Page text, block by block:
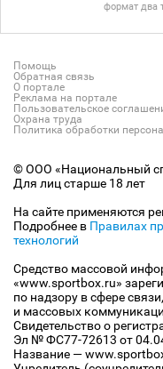
формат два
Помощь
Обратная связь
О портале
Реклама на портале
Пользовательское
Охрана труда
Политика обработки
© ООО «Национальный
Для лиц старше 18 лет
На сайте применяются
Подробнее в Правилах
технологий
Средство массовой
«www.sportbox.ru»
по надзору в сфере
и массовых
Свидетельство о
Эл № ФС77-72613 от
Название —